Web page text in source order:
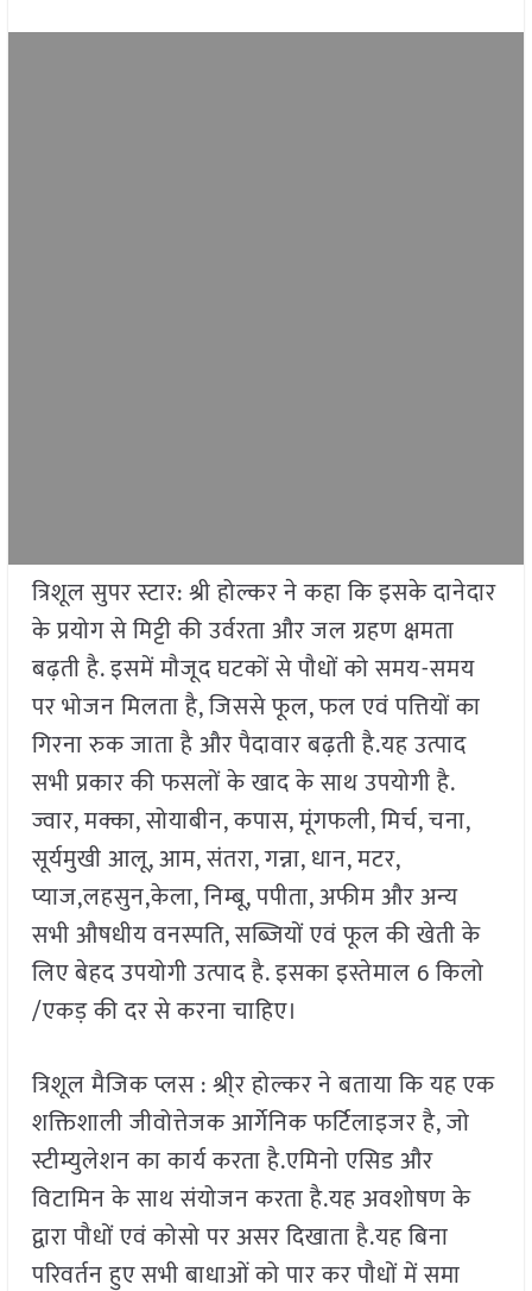
त्रिशूल सुपर स्टार: श्री होल्कर ने कहा कि इसके दानेदार
के प्रयोग से मिट्टी की उर्वरता और जल ग्रहण क्षमता
बढ़ती है. इसमें मौजूद घटकों से पौधों को समय-समय
पर भोजन मिलता है, जिससे फूल, फल एवं पत्तियों का
गिरना रुक जाता है और पैदावार बढ़ती है.यह उत्पाद
सभी प्रकार की फसलों के खाद के साथ उपयोगी है.
ज्वार, मक्का, सोयाबीन, कपास, मूंगफली, मिर्च, चना,
सूर्यमुखी आलू, आम, संतरा, गन्ना, धान, मटर,
प्याज,लहसुन,केला, निम्बू, पपीता, अफीम और अन्य
सभी औषधीय वनस्पति, सब्जियों एवं फूल की खेती के
लिए बेहद उपयोगी उत्पाद है. इसका इस्तेमाल 6 किलो
/एकड़ की दर से करना चाहिए।
त्रिशूल मैजिक प्लस : श्री्र होल्कर ने बताया कि यह एक
शक्तिशाली जीवोत्तेजक आर्गेनिक फर्टिलाइजर है, जो
स्टीम्युलेशन का कार्य करता है.एमिनो एसिड और
विटामिन के साथ संयोजन करता है.यह अवशोषण के
द्वारा पौधों एवं कोसो पर असर दिखाता है.यह बिना
परिवर्तन हुए सभी बाधाओं को पार कर पौधों में समा